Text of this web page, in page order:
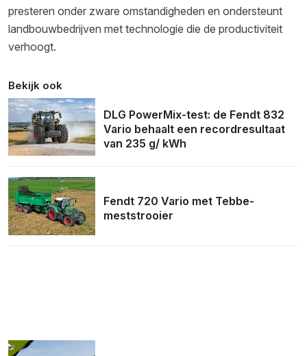
presteren onder zware omstandigheden en ondersteunt
landbouwbedrijven met technologie die de productiviteit
verhoogt.
Bekijk ook
DLG PowerMix-test: de Fendt 832
Vario behaalt een recordresultaat
van 235 g/ kWh
Fendt 720 Vario met Tebbe-
meststrooier